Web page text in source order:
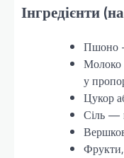
Інгредієнти
Пшоно
у
Цукор
Сіль —